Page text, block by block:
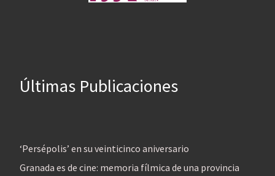
Últimas Publicaciones
‘Persépolis’ en su veinticinco aniversario
Granada es de cine: memoria fílmica de una provincia